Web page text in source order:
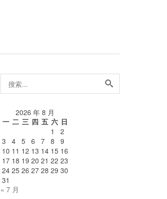
搜
索...
2026 年 8 月
一 二 三 四 五 六 日
1
2
3
4 5 6 7 8
9
10 11 12 13 14 15 16
17 18 19 20 21 22 23
24 25 26 27 28 29 30
31
« 7 月